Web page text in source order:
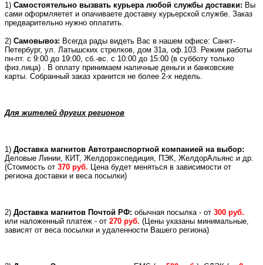
1) Самостоятельно вызвать курьера любой службы доставки: Вы
сами оформляетет и опачиваете доставку курьерской службе. Заказ
предварительно нужно оплатить.
2) Самовывоз: Всегда рады видеть Вас в нашем офисе: Санкт-
Петербург, ул. Латышских стрелков, дом 31а, оф.103. Режим работы
пн-пт. с 9:00 до 19:00, сб.-вс. с 10:00 до 15:00 (в субботу только
физ.лица) . В оплату принимаем наличные деньги и банковские
карты. Собранный заказ хранится не более 2-х недель.
Для жителей других регионов
1) Доставка магнитов Автотранспортной компанией на выбор:
Деловые Линии, КИТ, Желдорэкспедиция, ПЭК, ЖелдорАльянс и др.
(Стоимость от 370 руб. Цена будет меняться в зависимости от
региона доставки и веса посылки)
2) Доставка магнитов Почтой РФ: обычная посылка - от 300 руб.
или наложенный платеж - от 270 руб. (Цены указаны минимальные,
зависят от веса посылки и удаленности Вашего региона)